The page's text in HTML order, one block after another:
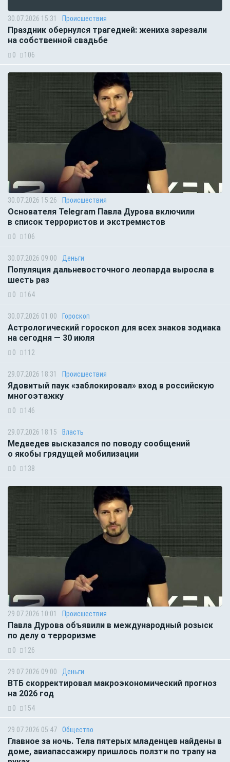
30.07.2026 15:31 Происшествия
Праздник обернулся трагедией: жениха зарезали
на собственной свадьбе
0 106
30.07.2026 15:26 Происшествия
Основателя Telegram Павла Дурова включили
в список террористов и экстремистов
0 106
30.07.2026 09:00 Деньги
Популяция дальневосточного леопарда выросла в
шесть раз
0 164
30.07.2026 01:00 Гороскоп
Астрологический гороскоп для всех знаков зодиака
на сегодня — 30 июля
0 112
29.07.2026 18:31 Происшествия
Ядовитый паук «заблокировал» вход в российскую
многоэтажку
0 146
29.07.2026 18:15 Власть
Медведев высказался по поводу сообщений
о якобы грядущей мобилизации
0 138
29.07.2026 10:01 Происшествия
Павла Дурова объявили в международный розыск
по делу о терроризме
0 126
29.07.2026 09:00 Деньги
ВТБ скорректировал макроэкономический прогноз
на 2026 год
0 154
29.07.2026 05:47 Общество
Главное за ночь. Тела пятерых младенцев найдены в
доме, авиапассажиру пришлось ползти по трапу на